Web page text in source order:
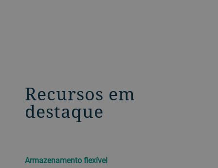
Recursos em
destaque
Armazenamento flexível